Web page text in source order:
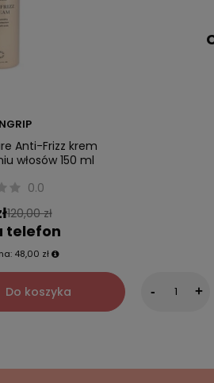
Anti-Frizz krem
włosów 150 ml
0.0
120,00 zł
telefon
48,00 zł
Do koszyka - +